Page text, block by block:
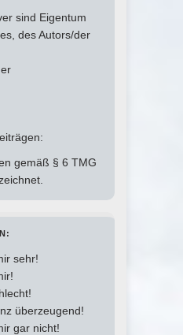
sind Eigentum
des Autors/der
gemäß § 6 TMG
sehr!
überzeugend!
gar nicht!